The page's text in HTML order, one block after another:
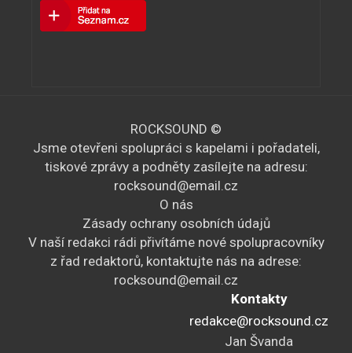
ROCKSOUND ©
Jsme otevřeni spolupráci s kapelami i pořadateli,
tiskové zprávy a podněty zasílejte na adresu:
rocksound@email.cz
O nás
Zásady ochrany osobních údajů
V naší redakci rádi přivítáme nové spolupracovníky
z řad redaktorů, kontaktujte nás na adrese:
rocksound@email.cz
Kontakty
redakce@rocksound.cz
Jan Švanda